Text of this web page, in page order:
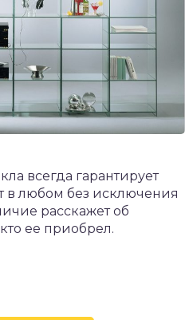
всегда гарантирует
в любом без исключения
расскажет об
ее приобрел.